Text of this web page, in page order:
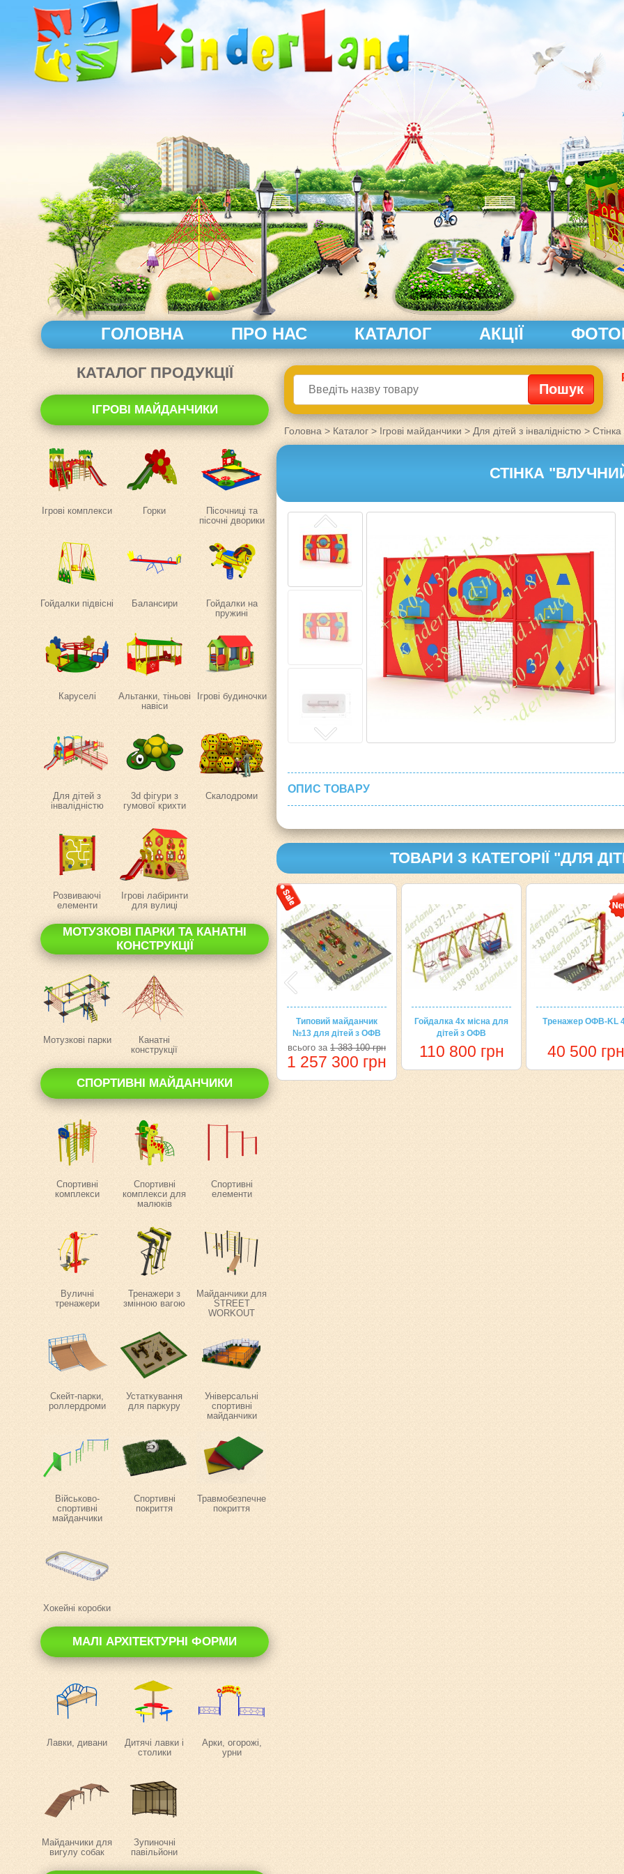
ГОЛОВНА ПРО НАС КАТАЛОГ АКЦІЇ
КАТАЛОГ ПРОДУКЦІЇ
ІГРОВІ МАЙДАНЧИКИ
Ігрові комплекси Горки
Пісочниці та
пісочні дворики
Гойдалки підвісні Балансири
Гойдалки на
пружині
Каруселі
Альтанки, тіньові
навіси
Ігрові будиночки
Для дітей з
інвалідністю
3d фігури з
гумової крихти
Скалодроми
Розвиваючі
елементи
Ігрові лабіринти
для вулиці
МОТУЗКОВІ ПАРКИ ТА КАНАТНІ
КОНСТРУКЦІЇ
Мотузкові парки
Канатні
конструкції
СПОРТИВНІ МАЙДАНЧИКИ
Спортивні
комплекси
Спортивні
комплекси для
малюків
Спортивні
елементи
Вуличні
тренажери
Тренажери з
змінною вагою
Майданчики для
STREET
WORKOUT
Скейт-парки,
роллердроми
Устаткування
для паркуру
Універсальні
спортивні
майданчики
Військово-
спортивні
майданчики
Спортивні
покриття
Травмобезпечне
покриття
Хокейні коробки
МАЛІ АРХІТЕКТУРНІ ФОРМИ
Лавки, дивани
Дитячі лавки і
столики
Арки, огорожі,
урни
Майданчики для
вигулу собак
Зупиночні
павільйони
Головна > Каталог > Ігрові майданчики > Для дітей з інвалідністю >
СТІНКА
ОПИС ТОВАРУ
ТОВАРИ З КАТЕГОРІЇ "ДЛЯ
Типовий майданчик
№13 для дітей з ОФВ
всього за 1 383 100 грн
1 257 300 грн
Гойдалка 4х місна для
дітей з ОФВ
110 800 грн
Тренажер ОФВ-KL
40 500 грн